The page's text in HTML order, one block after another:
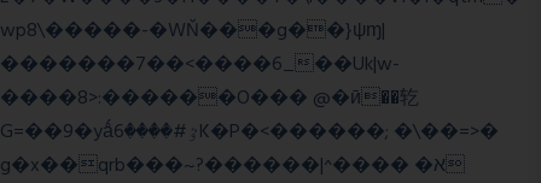
wp8\�����-�WŇ���g��}ψɱ|
�������7��<����6_��Uk|w-
����8>:������O��� @�ӣ��䢀
G=��9�yǻٷ#����6K�P�<������; �\��=>�
g�x��qrb���~א� ����^|������?